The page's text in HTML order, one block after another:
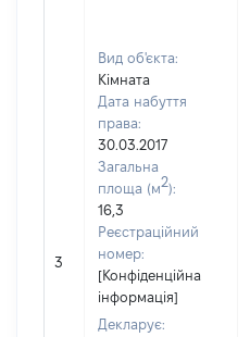
3
Вид об'єкта:
Кімната
Дата набуття
права:
30.03.2017
Загальна
площа (м2):
16,3
Реєстраційний
номер:
[Конфіденційна
інформація]
Декларує: